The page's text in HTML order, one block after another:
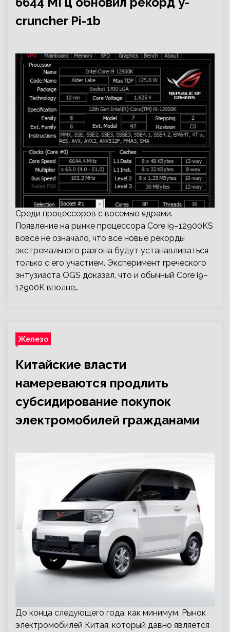
cruncher Pi-1b
Среди процессоров с восемью ядрами.
Появление на рынке процессора Core i9–12900KS
вовсе не означало, что все новые рекорды
экстремального разгона будут устанавливаться
только с его участием. Эксперимент греческого
энтузиаста OGS доказал, что и обычный Core i9–
12900K вполне…
Железо
Китайские власти
намереваются продлить
субсидирование покупок
электромобилей гражданами
До конца следующего года, как минимум. Рынок
электромобилей Китая, который давно является